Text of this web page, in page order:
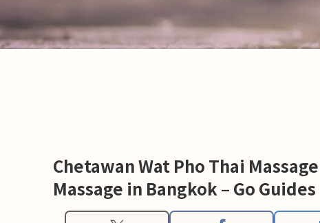
Chetawan Wat Pho Thai
Massage in Bangkok – Go Guides